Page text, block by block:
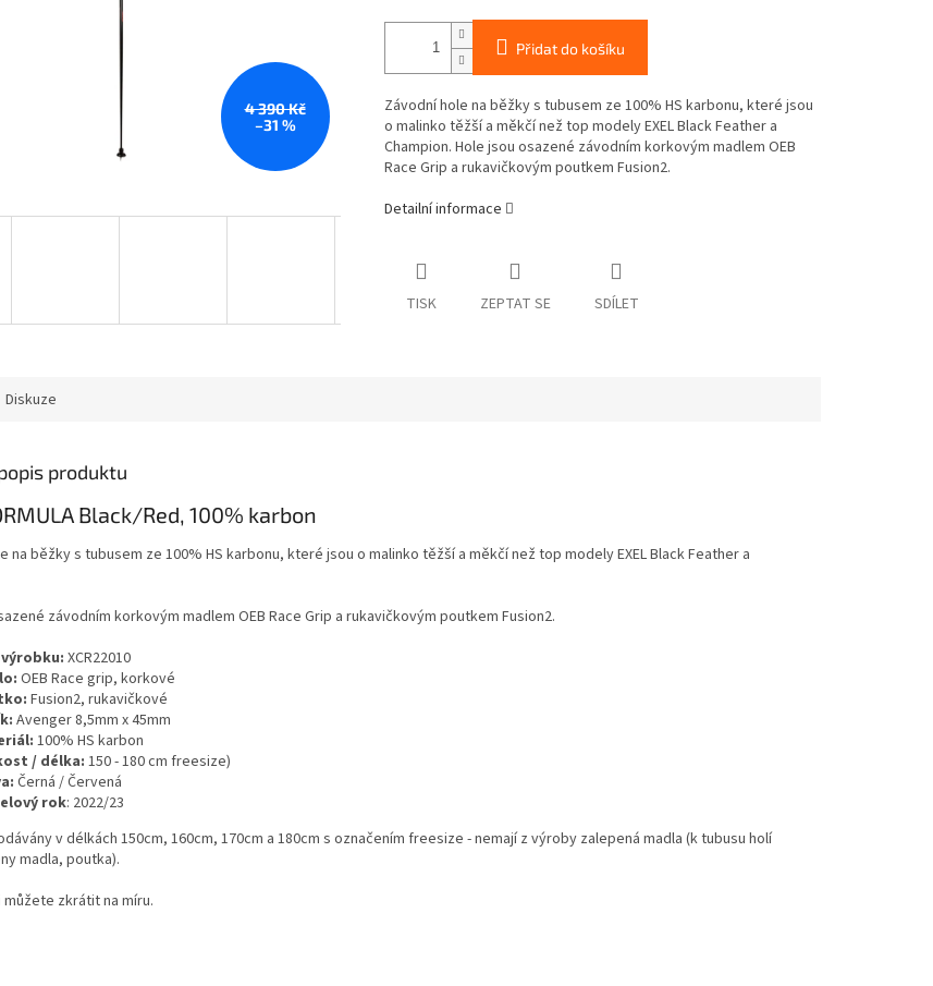
4 390 Kč
–31 %
Přidat do košíku
Závodní hole na běžky s tubusem ze 100% HS karbonu, které jsou
o malinko těžší a měkčí než top modely EXEL Black Feather a
Champion. Hole jsou osazené závodním korkovým madlem OEB
Race Grip a rukavičkovým poutkem Fusion2.
Detailní informace
TISK ZEPTAT SE SDÍLET
Diskuze
produktu
Black/Red, 100% karbon
na běžky s tubusem ze 100% HS karbonu, které jsou o malinko těžší a měkčí než top modely EXEL Black Feather a
závodním korkovým madlem OEB Race Grip a rukavičkovým poutkem Fusion2.
XCR22010
OEB Race grip, korkové
Fusion2, rukavičkové
Avenger 8,5mm x 45mm
100% HS karbon
/ délka: 150 - 180 cm freesize)
Černá / Červená
rok: 2022/23
v délkách 150cm, 160cm, 170cm a 180cm s označením freesize - nemají z výroby zalepená madla (k tubusu holí
madla, poutka).
můžete zkrátit na míru.